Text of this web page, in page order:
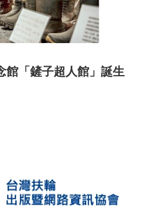
館「鏟子超人館」誕生